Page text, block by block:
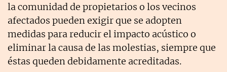
la comunidad de propietarios o los vecinos
afectados pueden exigir que se adopten
medidas para reducir el impacto acústico o
eliminar la causa de las molestias, siempre que
éstas queden debidamente acreditadas.